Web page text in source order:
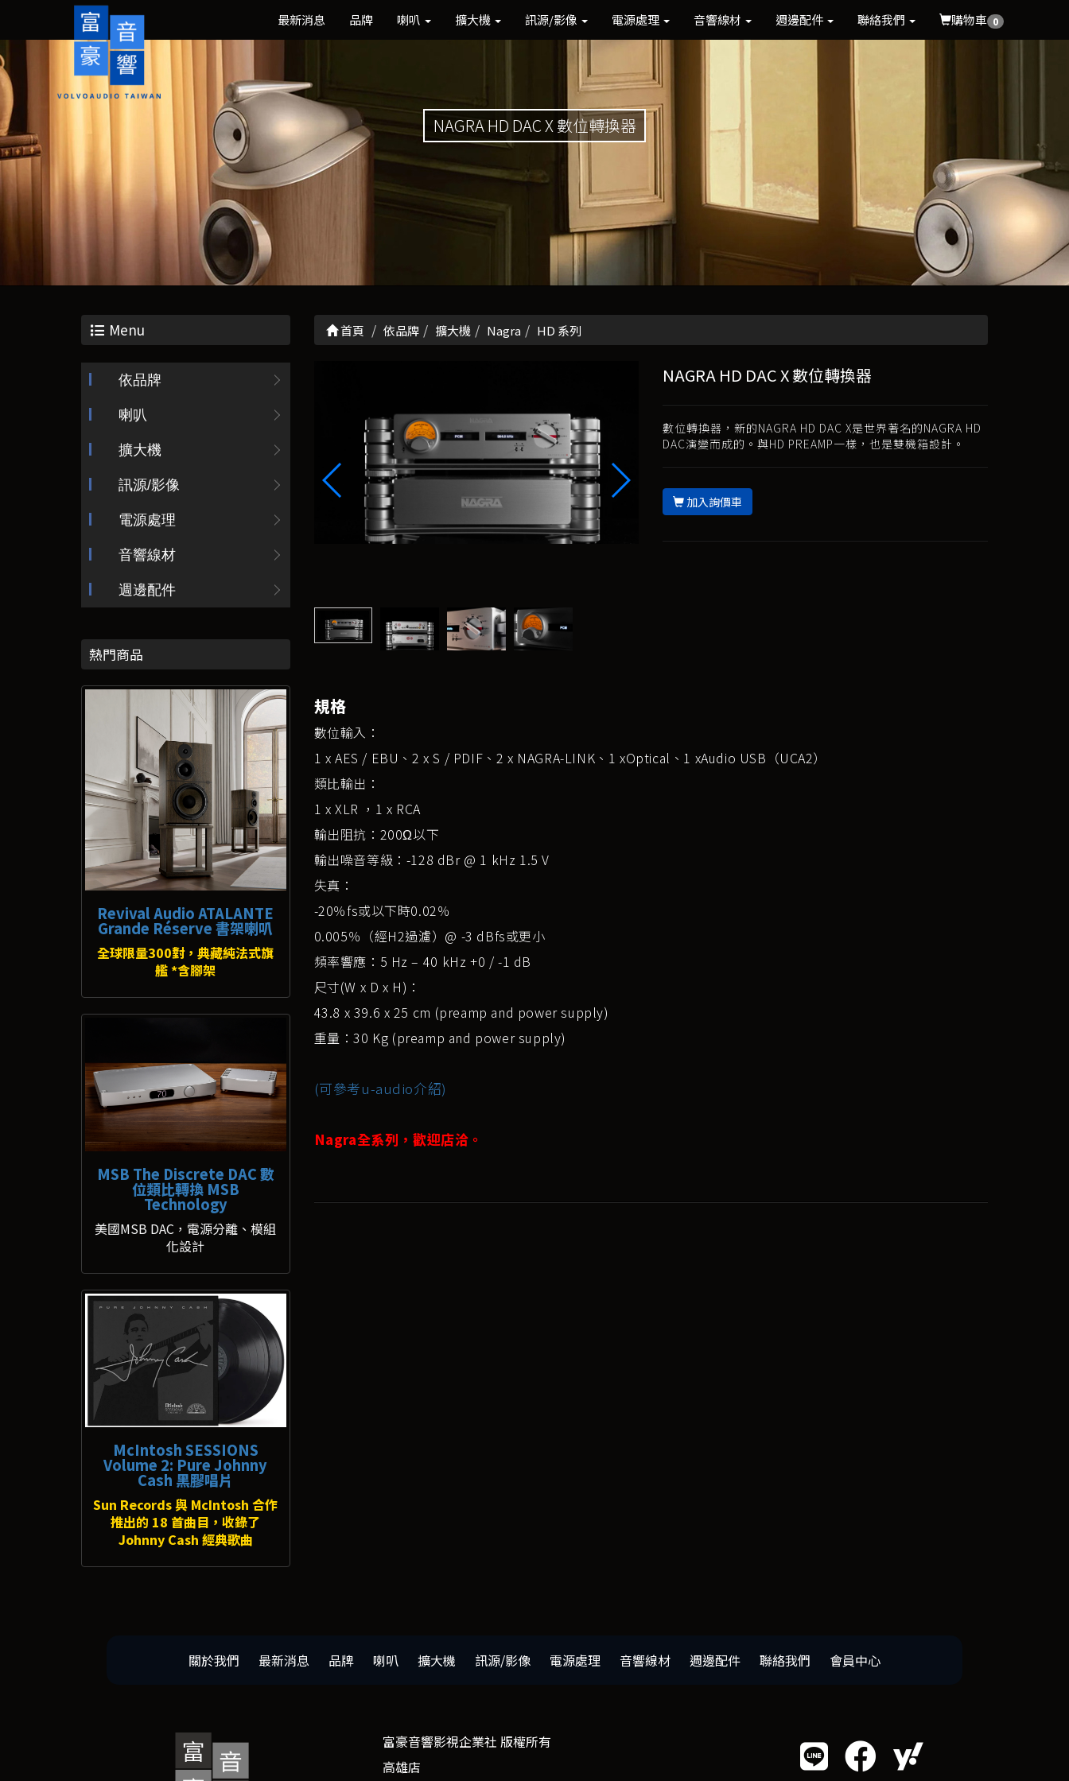
最新消息 品牌 喇叭 擴大機 訊源/影像 電源處理 音響線材 週邊配件 聯絡我們 購物車 0
NAGRA HD DAC X 數位轉換器
Menu
依品牌
喇叭
擴大機
訊源/影像
電源處理
音響線材
週邊配件
熱門商品
Revival Audio ATALANTE
Grande Réserve 書架喇叭
全球限量300對，典藏純法式旗
艦 *含腳架
MSB The Discrete DAC 數
位類比轉換 MSB
Technology
美國MSB DAC，電源分離、模組
化設計
McIntosh SESSIONS
Volume 2: Pure Johnny
Cash 黑膠唱片
Sun Records 與 McIntosh 合作
推出的 18 首曲目，收錄了
Johnny Cash 經典歌曲
首頁 依品牌 擴大機 Nagra HD 系列
NAGRA HD DAC X 數位轉換器
數位轉換器，新的NAGRA HD DAC X是世界著名的NAGRA HD
DAC演變而成的。與HD PREAMP一樣，也是雙機箱設計。
加入詢價車
規格
數位輸入：
1 x AES / EBU、2 x S / PDIF、2 x NAGRA-LINK、1 xOptical、1 xAudio USB（UCA2）
類比輸出：
1 x XLR ，1 x RCA
輸出阻抗：200Ω以下
輸出噪音等級：-128 dBr @ 1 kHz 1.5 V
失真：
-20％fs或以下時0.02％
0.005％（經H2過濾）@ -3 dBfs或更小
頻率響應：5 Hz – 40 kHz +0 / -1 dB
尺寸(W x D x H)：
43.8 x 39.6 x 25 cm (preamp and power supply)
重量：30 Kg (preamp and power supply)
(可參考u-audio介紹)
Nagra全系列，歡迎店洽。
關於我們 最新消息 品牌 喇叭 擴大機 訊源/影像 電源處理 音響線材 週邊配件 聯絡我們 會員中心
富豪音響影視企業社 版權所有
高雄店